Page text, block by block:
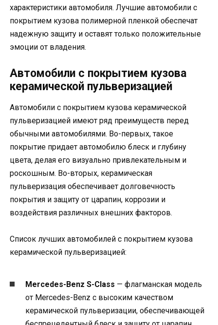
характеристики автомобиля. Лучшие автомобили с
покрытием кузова полимерной пленкой обеспечат
надежную защиту и оставят только положительные
эмоции от владения.
Автомобили с покрытием кузова
керамической пульверизацией
Автомобили с покрытием кузова керамической
пульверизацией имеют ряд преимуществ перед
обычными автомобилями. Во-первых, такое
покрытие придает автомобилю блеск и глубину
цвета, делая его визуально привлекательным и
роскошным. Во-вторых, керамическая
пульверизация обеспечивает долговечность
покрытия и защиту от царапин, коррозии и
воздействия различных внешних факторов.
Список лучших автомобилей с покрытием кузова
керамической пульверизацией:
Mercedes-Benz S-Class — флагманская модель
от Mercedes-Benz с высоким качеством
керамической пульверизации, обеспечивающей